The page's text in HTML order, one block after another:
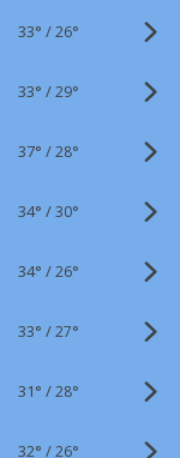
33° /26°
33° /29°
37° /28°
34° /30°
34° /26°
33° /27°
31° /28°
32° /26°